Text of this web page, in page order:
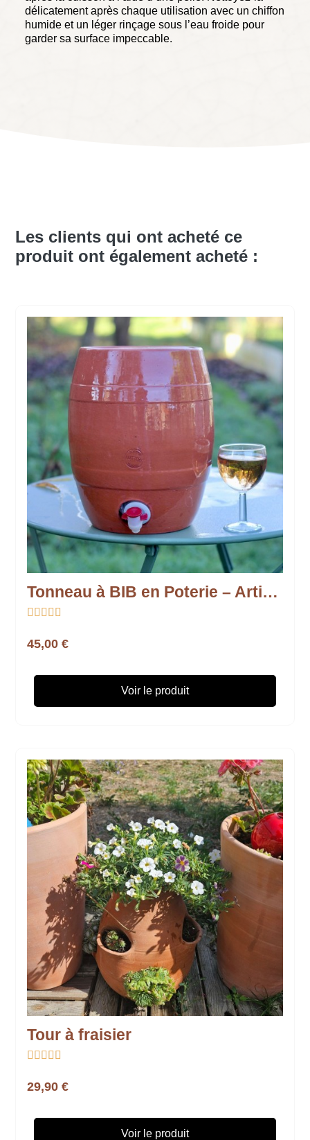
délicatement après chaque utilisation avec un chiffon
humide et un léger rinçage sous l’eau froide pour
garder sa surface impeccable.
Les clients qui ont acheté ce
produit ont également acheté :
Tonneau à BIB en Poterie – Artisanat et Convivialité
    
45,00 €
Voir le produit
Tour à fraisier
    
29,90 €
Voir le produit